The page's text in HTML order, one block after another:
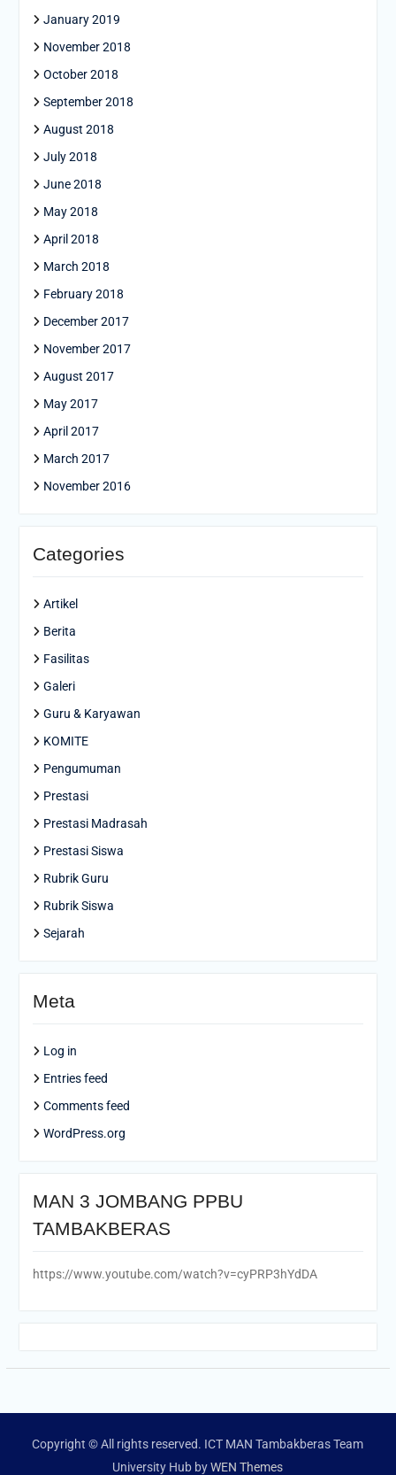
January 2019
November 2018
October 2018
September 2018
August 2018
July 2018
June 2018
May 2018
April 2018
March 2018
February 2018
December 2017
November 2017
August 2017
May 2017
April 2017
March 2017
November 2016
Categories
Artikel
Berita
Fasilitas
Galeri
Guru & Karyawan
KOMITE
Pengumuman
Prestasi
Prestasi Madrasah
Prestasi Siswa
Rubrik Guru
Rubrik Siswa
Sejarah
Meta
Log in
Entries feed
Comments feed
WordPress.org
MAN 3 JOMBANG PPBU
TAMBAKBERAS
https://www.youtube.com/watch?v=cyPRP3hYdDA
Copyright © All rights reserved. ICT MAN Tambakberas Team
University Hub byWEN Themes